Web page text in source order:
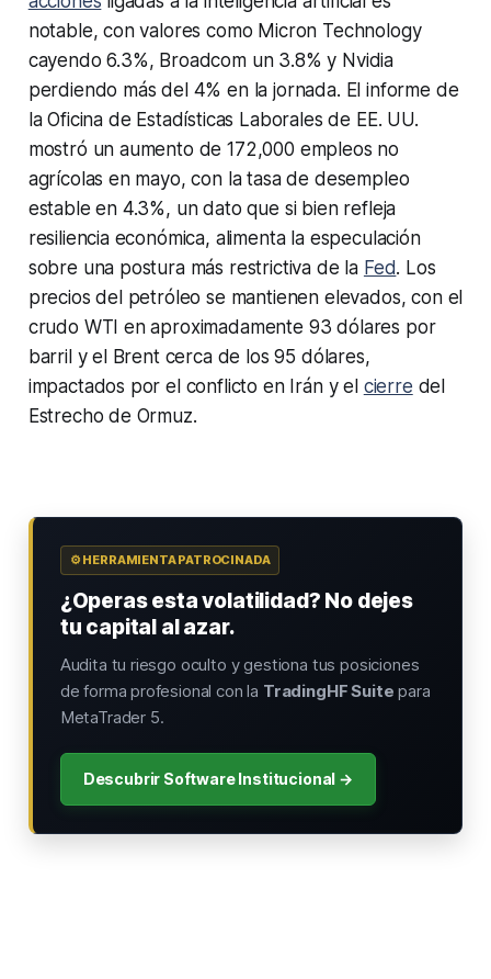
notable, con valores como Micron Technology
cayendo 6.3%, Broadcom un 3.8% y Nvidia
perdiendo más del 4% en la jornada. El informe de
la Oficina de Estadísticas Laborales de EE. UU.
mostró un aumento de 172,000 empleos no
agrícolas en mayo, con la tasa de desempleo
estable en 4.3%, un dato que si bien refleja
resiliencia económica, alimenta la especulación
sobre una postura más restrictiva de la Fed. Los
precios del petróleo se mantienen elevados, con el
crudo WTI en aproximadamente 93 dólares por
barril y el Brent cerca de los 95 dólares,
impactados por el conflicto en Irán y el cierre del
Estrecho de Ormuz.
⚙️ HERRAMIENTA PATROCINADA
¿Operas esta volatilidad? No dejes
tu capital al azar.
Audita tu riesgo oculto y gestiona tus posiciones
de forma profesional con la TradingHF Suite para
MetaTrader 5.
Descubrir Software Institucional →